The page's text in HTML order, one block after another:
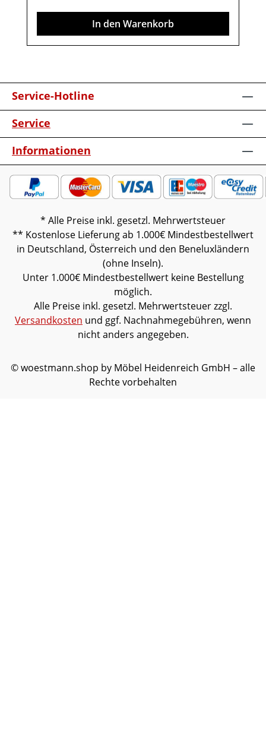
verschiedenen Bildschirmen abweichen.
Deko oder andere Beimöbel sind nicht
enthalten. Abbildung kann abweichen.
In den Warenkorb
Service-Hotline
Service
Informationen
* Alle Preise inkl. gesetzl. Mehrwertsteuer
** Kostenlose Lieferung ab 1.000€ Mindestbestellwert
in Deutschland, Österreich und den Beneluxländern
(ohne Inseln).
Unter 1.000€ Mindestbestellwert keine Bestellung
möglich.
Alle Preise inkl. gesetzl. Mehrwertsteuer zzgl.
Versandkosten und ggf. Nachnahmegebühren, wenn
nicht anders angegeben.
© woestmann.shop by Möbel Heidenreich GmbH – alle
Rechte vorbehalten